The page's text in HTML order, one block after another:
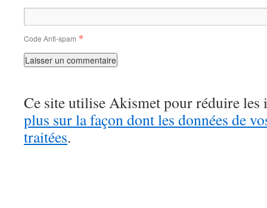
Code Anti-spam *
Ce site utilise Akismet pour réduire les
plus sur la façon dont les données de
traitées.